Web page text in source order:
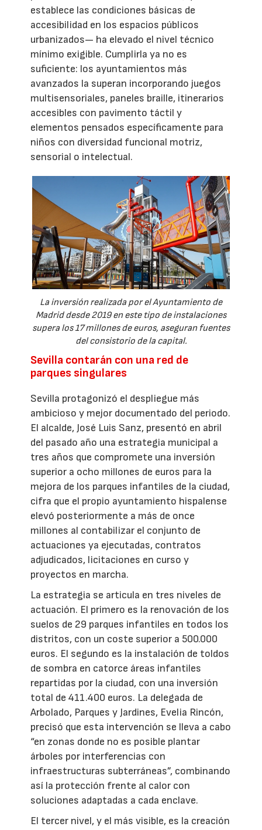
establece las condiciones básicas de
accesibilidad en los espacios públicos
urbanizados— ha elevado el nivel técnico
mínimo exigible. Cumplirla ya no es
suficiente: los ayuntamientos más
avanzados la superan incorporando juegos
multisensoriales, paneles braille, itinerarios
accesibles con pavimento táctil y
elementos pensados específicamente para
niños con diversidad funcional motriz,
sensorial o intelectual.
La inversión realizada por el Ayuntamiento de
Madrid desde 2019 en este tipo de instalaciones
supera los 17 millones de euros, aseguran fuentes
del consistorio de la capital.
Sevilla contarán con una red de
parques singulares
Sevilla protagonizó el despliegue más
ambicioso y mejor documentado del periodo.
El alcalde, José Luis Sanz, presentó en abril
del pasado año una estrategia municipal a
tres años que compromete una inversión
superior a ocho millones de euros para la
mejora de los parques infantiles de la ciudad,
cifra que el propio ayuntamiento hispalense
elevó posteriormente a más de once
millones al contabilizar el conjunto de
actuaciones ya ejecutadas, contratos
adjudicados, licitaciones en curso y
proyectos en marcha.
La estrategia se articula en tres niveles de
actuación. El primero es la renovación de los
suelos de 29 parques infantiles en todos los
distritos, con un coste superior a 500.000
euros. El segundo es la instalación de toldos
de sombra en catorce áreas infantiles
repartidas por la ciudad, con una inversión
total de 411.400 euros. La delegada de
Arbolado, Parques y Jardines, Evelia Rincón,
precisó que esta intervención se lleva a cabo
“en zonas donde no es posible plantar
árboles por interferencias con
infraestructuras subterráneas”, combinando
así la protección frente al calor con
soluciones adaptadas a cada enclave.
El tercer nivel, y el más visible, es la creación